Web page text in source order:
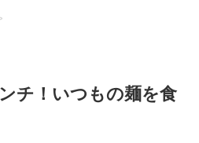
チ！いつもの麺を食